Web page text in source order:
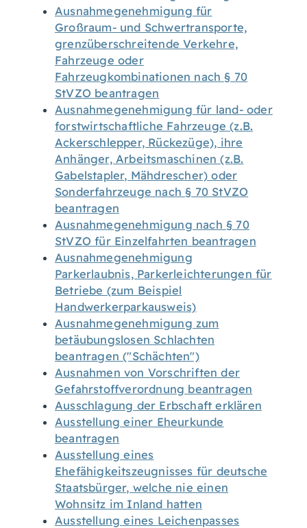
Ausnahmegenehmigung für
Großraum- und Schwertransporte,
grenzüberschreitende Verkehre,
Fahrzeuge oder
Fahrzeugkombinationen nach § 70
StVZO beantragen
Ausnahmegenehmigung für land- oder
forstwirtschaftliche Fahrzeuge (z.B.
Ackerschlepper, Rückezüge), ihre
Anhänger, Arbeitsmaschinen (z.B.
Gabelstapler, Mähdrescher) oder
Sonderfahrzeuge nach § 70 StVZO
beantragen
Ausnahmegenehmigung nach § 70
StVZO für Einzelfahrten beantragen
Ausnahmegenehmigung
Parkerlaubnis, Parkerleichterungen für
Betriebe (zum Beispiel
Handwerkerparkausweis)
Ausnahmegenehmigung zum
betäubungslosen Schlachten
beantragen ("Schächten")
Ausnahmen von Vorschriften der
Gefahrstoffverordnung beantragen
Ausschlagung der Erbschaft erklären
Ausstellung einer Eheurkunde
beantragen
Ausstellung eines
Ehefähigkeitszeugnisses für deutsche
Staatsbürger, welche nie einen
Wohnsitz im Inland hatten
Ausstellung eines Leichenpasses